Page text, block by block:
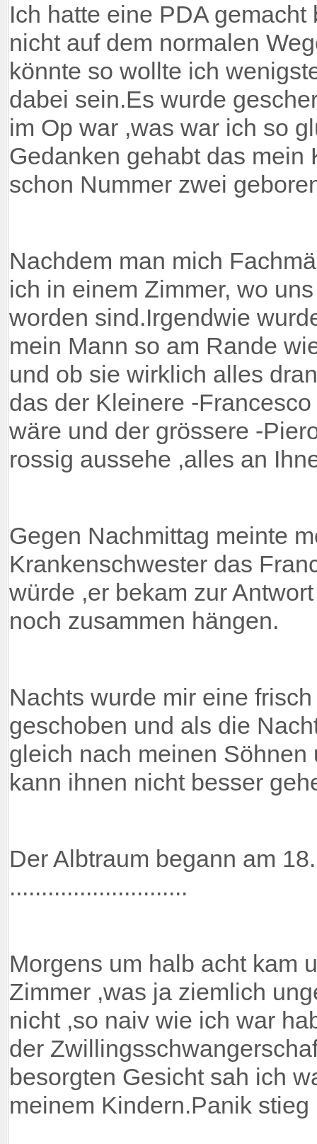
Ich hatte eine PDA
nicht auf dem normalen
könnte so wollte ich
dabei sein.Es wurde
im Op war ,was war ich so
Gedanken gehabt das mein
schon Nummer zwei
Nachdem man mich
ich in einem Zimmer, wo
worden sind.Irgendwie
mein Mann so am Rande
und ob sie wirklich alles
das der Kleinere -
wäre und der grössere -
rossig aussehe ,alles an
Gegen Nachmittag meinte
Krankenschwester das
würde ,er bekam zur
noch zusammen hängen.
Nachts wurde mir eine
geschoben und als die
gleich nach meinen
kann ihnen nicht besser
Der Albtraum begann am
............................
Morgens um halb acht kam
Zimmer ,was ja ziemlich
nicht ,so naiv wie ich war
der
besorgten Gesicht sah ich
meinem Kindern.Panik stieg